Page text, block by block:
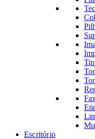
Escritório